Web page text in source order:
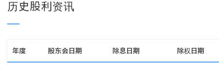
历史股利资讯
年度 股东会日期 除息日期 除权日期